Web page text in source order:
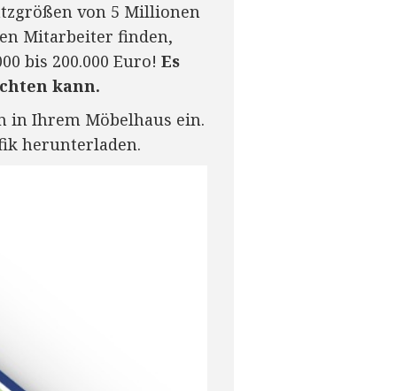
von 5 Millionen
Mitarbeiter finden,
bis 200.000 Euro! Es
kann.
in Ihrem Möbelhaus ein.
herunterladen.